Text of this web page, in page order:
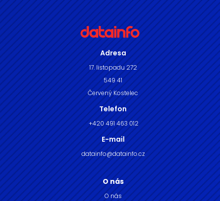
Adresa
17. listopadu 272
549 41
Červený Kostelec
Telefon
+420 491 463 012
E-mail
datainfo@datainfo.cz
O nás
O nás